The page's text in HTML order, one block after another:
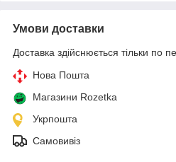
Умови доставки
Доставка здійснюється тільки по
Нова Пошта
Магазини Rozetka
Укрпошта
Самовивіз